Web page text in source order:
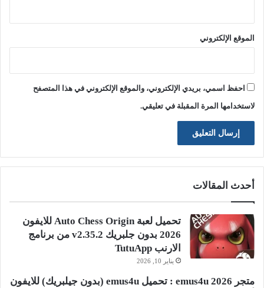
الموقع الإلكتروني
احفظ اسمي، بريدي الإلكتروني، والموقع الإلكتروني في هذا المتصفح
لاستخدامها المرة المقبلة في تعليقي.
أحدث المقالات
تحميل لعبة Auto Chess Origin للايفون
2026 بدون جلبريك v2.35.2 من برنامج
الارنب TutuApp
يناير 10, 2026
متجر emus4u 2026 : تحميل emus4u (بدون جيلبريك) للايفون